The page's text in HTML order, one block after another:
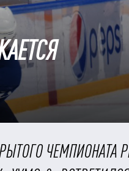
ЧЕМПИОНАТА